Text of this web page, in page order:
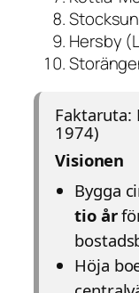
Hersby
1974)
Visionen
Bygga
tio år
Höja